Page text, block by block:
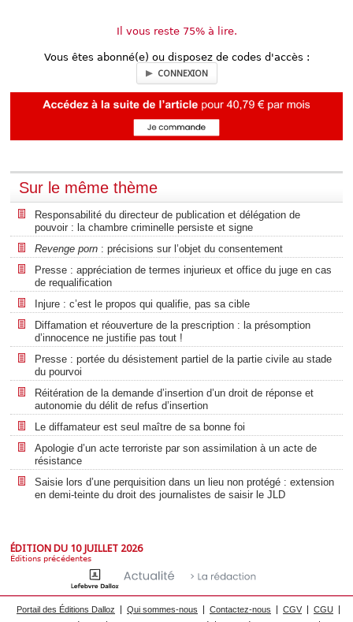
Il vous reste 75% à lire.
Vous êtes abonné(e) ou disposez de codes d'accès :
CONNEXION
Sur le même thème
Responsabilité du directeur de publication et délégation de
pouvoir : la chambre criminelle persiste et signe
Revenge porn : précisions sur l’objet du consentement
Presse : appréciation de termes injurieux et office du juge en cas
de requalification
Injure : c’est le propos qui qualifie, pas sa cible
Diffamation et réouverture de la prescription : la présomption
d’innocence ne justifie pas tout !
Presse : portée du désistement partiel de la partie civile au stade
du pourvoi
Réitération de la demande d’insertion d’un droit de réponse et
autonomie du délit de refus d’insertion
Le diffamateur est seul maître de sa bonne foi
Apologie d’un acte terroriste par son assimilation à un acte de
résistance
Saisie lors d’une perquisition dans un lieu non protégé : extension
en demi-teinte du droit des journalistes de saisir le JLD
ÉDITION DU 10 JUILLET 2026
Éditions précédentes
Portail des Éditions Dalloz Qui sommes-nous Contactez-nous CGV
CGU